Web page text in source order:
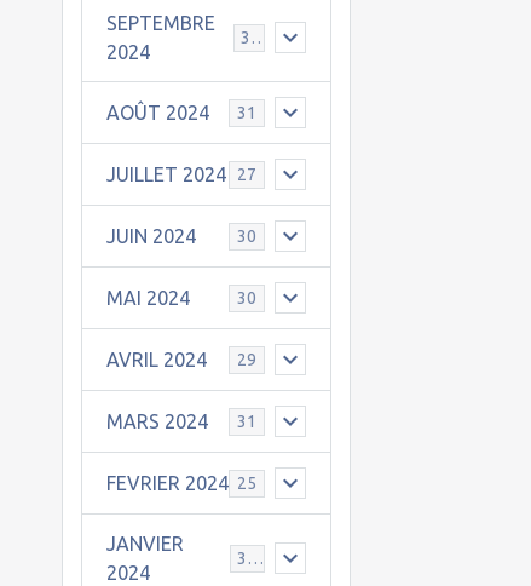
SEPTEMBRE
2024
30
AOÛT 2024 31
JUILLET 2024 27
JUIN 2024 30
MAI 2024 30
AVRIL 2024 29
MARS 2024 31
FEVRIER 2024 25
JANVIER
2024
30